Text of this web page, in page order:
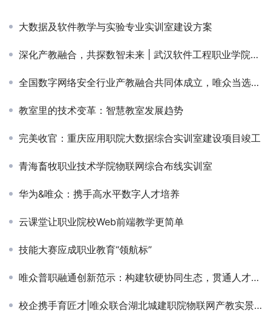
大数据及软件教学与实验专业实训室建设方案
深化产教融合，共探数智未来 | 武汉软件工程职业学院信息学院领导老师一行莅临唯众交流指导
全国数字网络安全行业产教融合共同体成立，唯众当选副理事长单位
教室里的技术变革：智慧教室发展趋势
完美收官：重庆应用职院大数据综合实训室建设项目竣工
青海畜牧职业技术学院物联网综合布线实训室
华为&唯众：携手高水平数字人才培养
云课堂让职业院校Web前端教学更简单
技能大赛应成职业教育“领航标”
唯众普职融通创新范示：构建软硬协同生态，贯通人才成长全链路‌‌——以“产教协同创新+资源共建共享+评价认证衔接”破解普职壁垒，重塑升学就业新生态
校企携手育匠才|唯众联合湖北城建职院物联网产教实景直播顺利收官